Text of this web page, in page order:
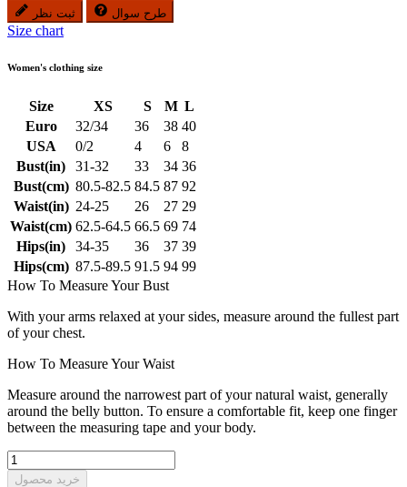
ثبت نظر طرح سوال
Size chart
Women's clothing size
Size XS S M L
Euro
32/34 36 38 40
USA
0/2 4 6
8
Bust(in)
31-32 33 34 36
Bust(cm) 80.5-82.5 84.5 87 92
Waist(in) 24-25 26 27 29
Waist(cm) 62.5-64.5 66.5 69 74
Hips(in)
34-35 36 37 39
Hips(cm) 87.5-89.5 91.5 94 99
How To Measure Your Bust
With your arms relaxed at your sides, measure around the fullest part
of your chest.
How To Measure Your Waist
Measure around the narrowest part of your natural waist, generally
around the belly button. To ensure a comfortable fit, keep one finger
between the measuring tape and your body.
خرید محصول